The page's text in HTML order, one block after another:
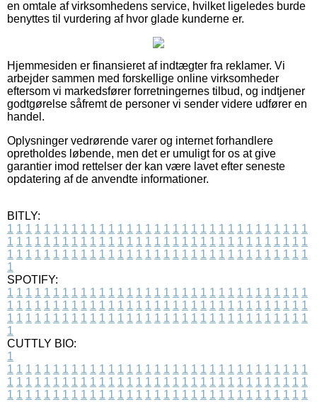
en omtale af virksomhedens service, hvilket ligeledes burde
benyttes til vurdering af hvor glade kunderne er.
Hjemmesiden er finansieret af indtægter fra reklamer. Vi
arbejder sammen med forskellige online virksomheder
eftersom vi markedsfører forretningernes tilbud, og indtjener
godtgørelse såfremt de personer vi sender videre udfører en
handel.
Oplysninger vedrørende varer og internet forhandlere
opretholdes løbende, men det er umuligt for os at give
garantier imod rettelser der kan være lavet efter seneste
opdatering af de anvendte informationer.
BITLY:
1 1 1 1 1 1 1 1 1 1 1 1 1 1 1 1 1 1 1 1 1 1 1 1 1 1 1 1 1 1 1 1 1
1 1 1 1 1 1 1 1 1 1 1 1 1 1 1 1 1 1 1 1 1 1 1 1 1 1 1 1 1 1 1 1 1
1 1 1 1 1 1 1 1 1 1 1 1 1 1 1 1 1 1 1 1 1 1 1 1 1 1 1 1 1 1 1 1 1
1
SPOTIFY:
1 1 1 1 1 1 1 1 1 1 1 1 1 1 1 1 1 1 1 1 1 1 1 1 1 1 1 1 1 1 1 1 1
1 1 1 1 1 1 1 1 1 1 1 1 1 1 1 1 1 1 1 1 1 1 1 1 1 1 1 1 1 1 1 1 1
1 1 1 1 1 1 1 1 1 1 1 1 1 1 1 1 1 1 1 1 1 1 1 1 1 1 1 1 1 1 1 1 1
1
CUTTLY BIO:
1
1 1 1 1 1 1 1 1 1 1 1 1 1 1 1 1 1 1 1 1 1 1 1 1 1 1 1 1 1 1 1 1 1
1 1 1 1 1 1 1 1 1 1 1 1 1 1 1 1 1 1 1 1 1 1 1 1 1 1 1 1 1 1 1 1 1
1 1 1 1 1 1 1 1 1 1 1 1 1 1 1 1 1 1 1 1 1 1 1 1 1 1 1 1 1 1 1 1 1